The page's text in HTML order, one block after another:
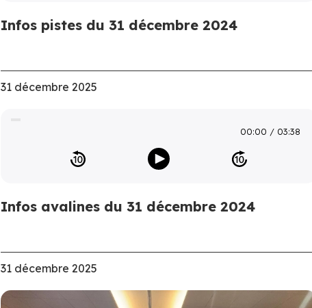
Infos pistes du 31 décembre 2024
31 décembre 2025
00:00 03:38
Infos avalines du 31 décembre 2024
31 décembre 2025